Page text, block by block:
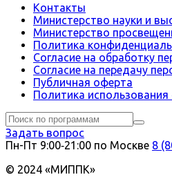
Контакты
Министерство науки и
Министерство
Политика
Согласие на обработку
Согласие на передачу
Публичная оферта
Политика
Задать вопрос
Пн-Пт 9:00‑21:00 по Москве 8
© 2024 «МИППК»